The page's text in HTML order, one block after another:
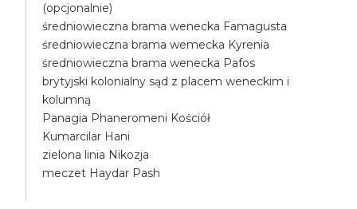
(opcjonalnie)
średniowieczna brama wenecka Famagusta
średniowieczna brama wemecka Kyrenia
średniowieczna brama wenecka Pafos
brytyjski kolonialny sąd z placem weneckim i
kolumną
Panagia Phaneromeni Kościół
Kumarcilar Hani
zielona linia Nikozja
meczet Haydar Pash